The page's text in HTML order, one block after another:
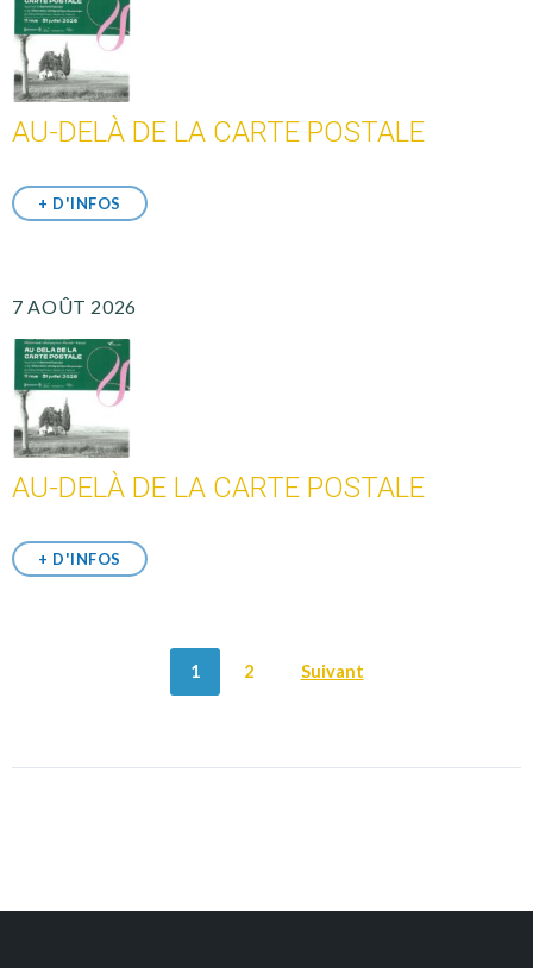
AU-DELÀ DE LA CARTE POSTALE
+ D'INFOS
7 AOÛT 2026
AU-DELÀ DE LA CARTE POSTALE
+ D'INFOS
1 2 Suivant